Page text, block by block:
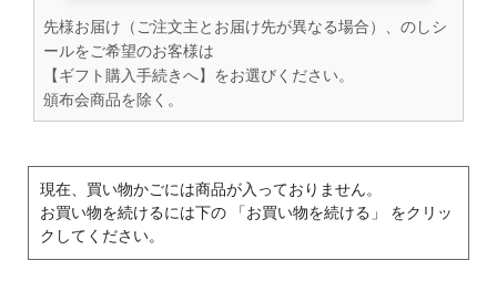
先様お届け（ご注文主とお届け先が異なる場合）、のしシ
ールをご希望のお客様は
【ギフト購入手続きへ】をお選びください。
頒布会商品を除く。
現在、買い物かごには商品が入っておりません。
お買い物を続けるには下の 「お買い物を続ける」 をクリッ
クしてください。